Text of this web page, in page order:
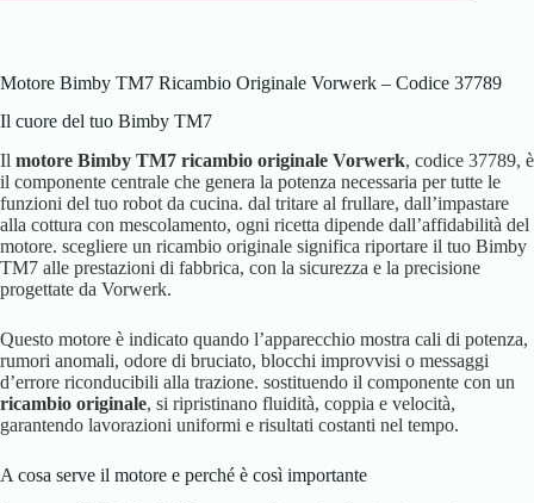
Motore Bimby TM7 Ricambio Originale Vorwerk – Codice 37789
Il cuore del tuo Bimby TM7
Il motore Bimby TM7 ricambio originale Vorwerk, codice 37789, è
il componente centrale che genera la potenza necessaria per tutte le
funzioni del tuo robot da cucina. dal tritare al frullare, dall’impastare
alla cottura con mescolamento, ogni ricetta dipende dall’affidabilità del
motore. scegliere un ricambio originale significa riportare il tuo Bimby
TM7 alle prestazioni di fabbrica, con la sicurezza e la precisione
progettate da Vorwerk.
Questo motore è indicato quando l’apparecchio mostra cali di potenza,
rumori anomali, odore di bruciato, blocchi improvvisi o messaggi
d’errore riconducibili alla trazione. sostituendo il componente con un
ricambio originale, si ripristinano fluidità, coppia e velocità,
garantendo lavorazioni uniformi e risultati costanti nel tempo.
A cosa serve il motore e perché è così importante